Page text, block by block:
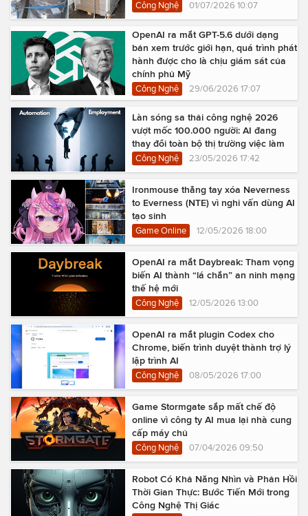
Công Nghệ 01/07/2026 10:07
OpenAI ra mắt GPT-5.6 dưới dạng
bản xem trước giới hạn, quá trình phát
hành được cho là chịu giám sát của
chính phủ Mỹ
Công Nghệ 29/06/2026 17:07
Làn sóng sa thải công nghệ 2026
vượt mốc 100.000 người: AI đang
thay đổi toàn bộ thị trường việc làm
Công Nghệ 23/05/2026 17:42
Ironmouse thẳng tay xóa Neverness
to Everness (NTE) vì nghi vấn dùng AI
tạo sinh
Game Online 12/05/2026 18:00
OpenAI ra mắt Daybreak: Tham vọng
biến AI thành “lá chắn” an ninh mạng
thế hệ mới
Công Nghệ 12/05/2026 13:00
OpenAI ra mắt plugin Codex cho
Chrome, biến trình duyệt thành trợ lý
lập trình AI
Công Nghệ 08/05/2026 17:00
Game Stormgate sắp mất chế độ
online vì công ty AI mua lại nhà cung
cấp máy chủ
Công Nghệ 07/04/2026 09:50
Robot Có Khả Năng Nhìn và Phản Hồi
Thời Gian Thực: Bước Tiến Mới trong
Công Nghệ Thị Giác